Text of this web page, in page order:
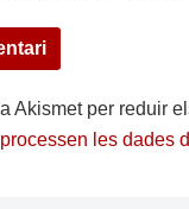
Akismet per reduir
les dades